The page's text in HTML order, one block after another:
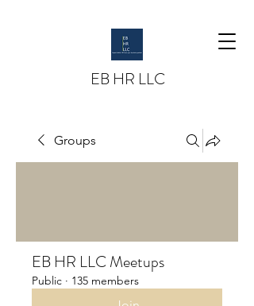
EB HR LLC
Groups
EB HR LLC Meetups
Public · 135 members